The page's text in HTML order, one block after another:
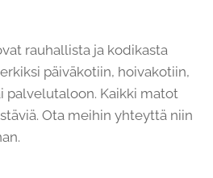
rauhallista ja kodikasta
päiväkotiin, hoivakotiin,
Kaikki matot
Ota meihin yhteyttä niin